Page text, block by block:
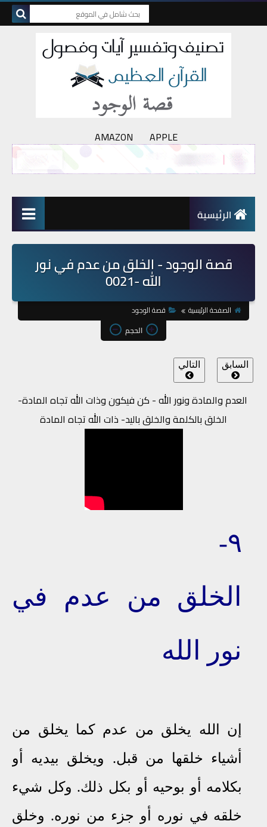
AMAZON APPLE
الرئيسية
قصة الوجود - الخلق من عدم في نور
الله -0021
الصفحة الرئيسية
قصة الوجود
الحجم
السابق التالي
العدم والمادة ونور الله - كن فيكون وذات الله تجاه المادة-
الخلق بالكلمة والخلق باليد- ذات الله تجاه المادة
٩-
لخلق من عدم في
نور الله
إن الله يخلق من عدم كما يخلق من
أشياء خلقها من قبل. ويخلق بيديه أو
بكلامه أو بوحيه أو بكل ذلك. وكل شيء
خلقه في نوره أو جزء من نوره. وخلق